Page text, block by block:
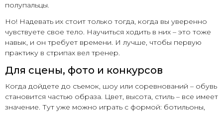
полупальцы.
Но! Надевать их стоит только тогда, когда вы уверенно
чувствуете свое тело. Научиться ходить в них – это тоже
навык, и он требует времени. И лучше, чтобы первую
практику в стрипах вел тренер.
Для сцены, фото и конкурсов
Когда дойдете до съемок, шоу или соревнований – обувь
становится частью образа. Цвет, высота, стиль – все имеет
значение. Тут уже можно играть с формой: ботильоны,